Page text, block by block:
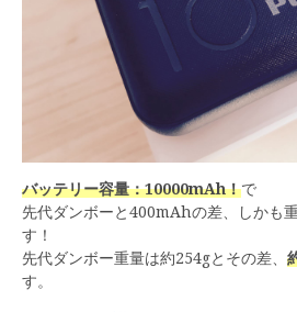
バッテリー容量：10000mAh！で
先代ダンボーと400mAhの差、しかも
す！
先代ダンボー重量は約254gとその差、
す。